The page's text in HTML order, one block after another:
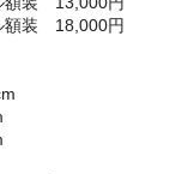
額装 18,000円